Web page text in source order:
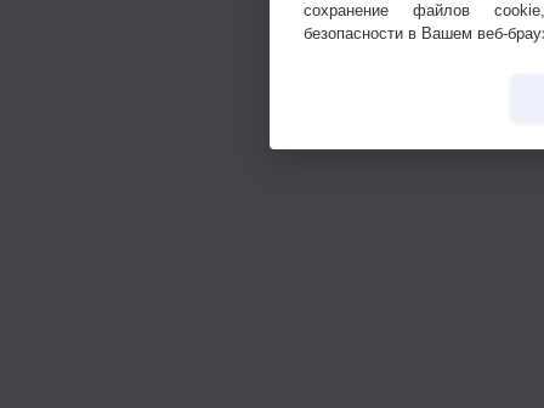
сохранение файлов
безопасности в Вашем веб-